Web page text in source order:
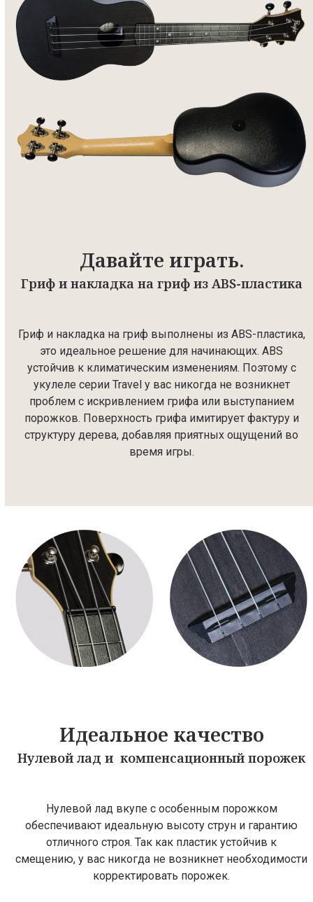
Давайте играть.
Гриф и накладка на гриф из ABS-пластика
Гриф и накладка на гриф выполнены из ABS-пластика,
это идеальное решение для начинающих. ABS
устойчив к климатическим изменениям. Поэтому с
укулеле серии Travel у вас никогда не возникнет
проблем с искривлением грифа или выступанием
порожков. Поверхность грифа имитирует фактуру и
структуру дерева, добавляя приятных ощущений во
время игры.
Идеальное качество
Нулевой лад и компенсационный порожек
Нулевой лад вкупе с особенным порожком
обеспечивают идеальную высоту струн и гарантию
отличного строя. Так как пластик устойчив к
смещению, у вас никогда не возникнет необходимости
корректировать порожек.